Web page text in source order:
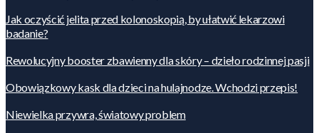
Jak oczyścić jelita przed kolonoskopią, by ułatwić lekarzowi
badanie?
Rewolucyjny booster zbawienny dla skóry – dzieło rodzinnej pasji
Obowiązkowy kask dla dzieci na hulajnodze. Wchodzi przepis!
Niewielka przywra, światowy problem